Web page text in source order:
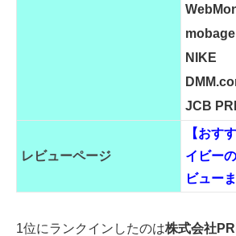
mobage
NIKE
JCB
レビューページ
【おす
イビー
ビュー
1位にランクインしたのは株式会社